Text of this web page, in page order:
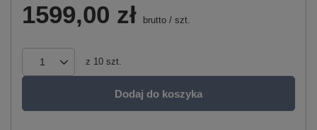
1599,00 zł brutto / szt.
z 10 szt.
Dodaj do koszyka